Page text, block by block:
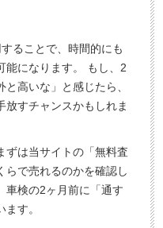
ることで、時間的にも
能になります。 もし、2
高いな」と感じたら、
放すチャンスかもしれま
ずは当サイトの「無料査
らで売れるのかを確認し
車検の2ヶ月前に「通す
す。